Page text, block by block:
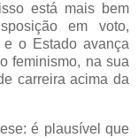
está mais bem
em voto,
o Estado avança
feminismo, na sua
carreira acima da
é plausível que